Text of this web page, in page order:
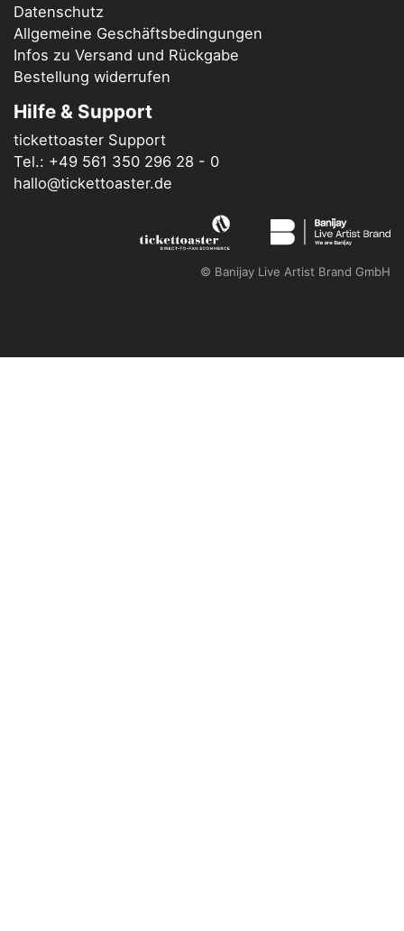
Datenschutz
Allgemeine Geschäftsbedingungen
Infos zu Versand und Rückgabe
Bestellung widerrufen
Hilfe & Support
tickettoaster Support
Tel.: +49 561 350 296 28 - 0
hallo@tickettoaster.de
© Banijay Live Artist Brand GmbH